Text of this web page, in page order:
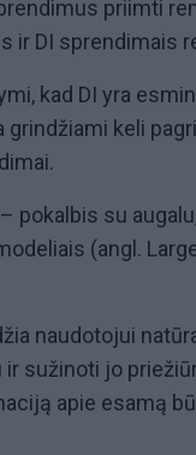
priimti
ir DI sprendimais
kad DI yra
grindžiami keli
pokalbis su
(angl.
naudotojui
ir sužinoti jo
apie esamą